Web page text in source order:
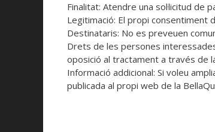
Finalitat: Atendre una sol·licitud de
Legitimació: El propi consentiment
Destinataris: No es preveuen
Drets de les persones
oposició al tractament a través de
Informació addicional: Si voleu
publicada al propi web de la